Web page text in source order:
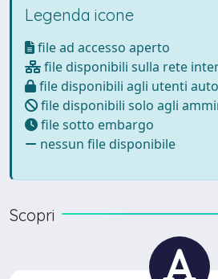
Legenda icone
file ad accesso aperto
file disponibili sulla rete
file disponibili agli utenti
file disponibili solo agli
file sotto embargo
nessun file disponibile
Scopri